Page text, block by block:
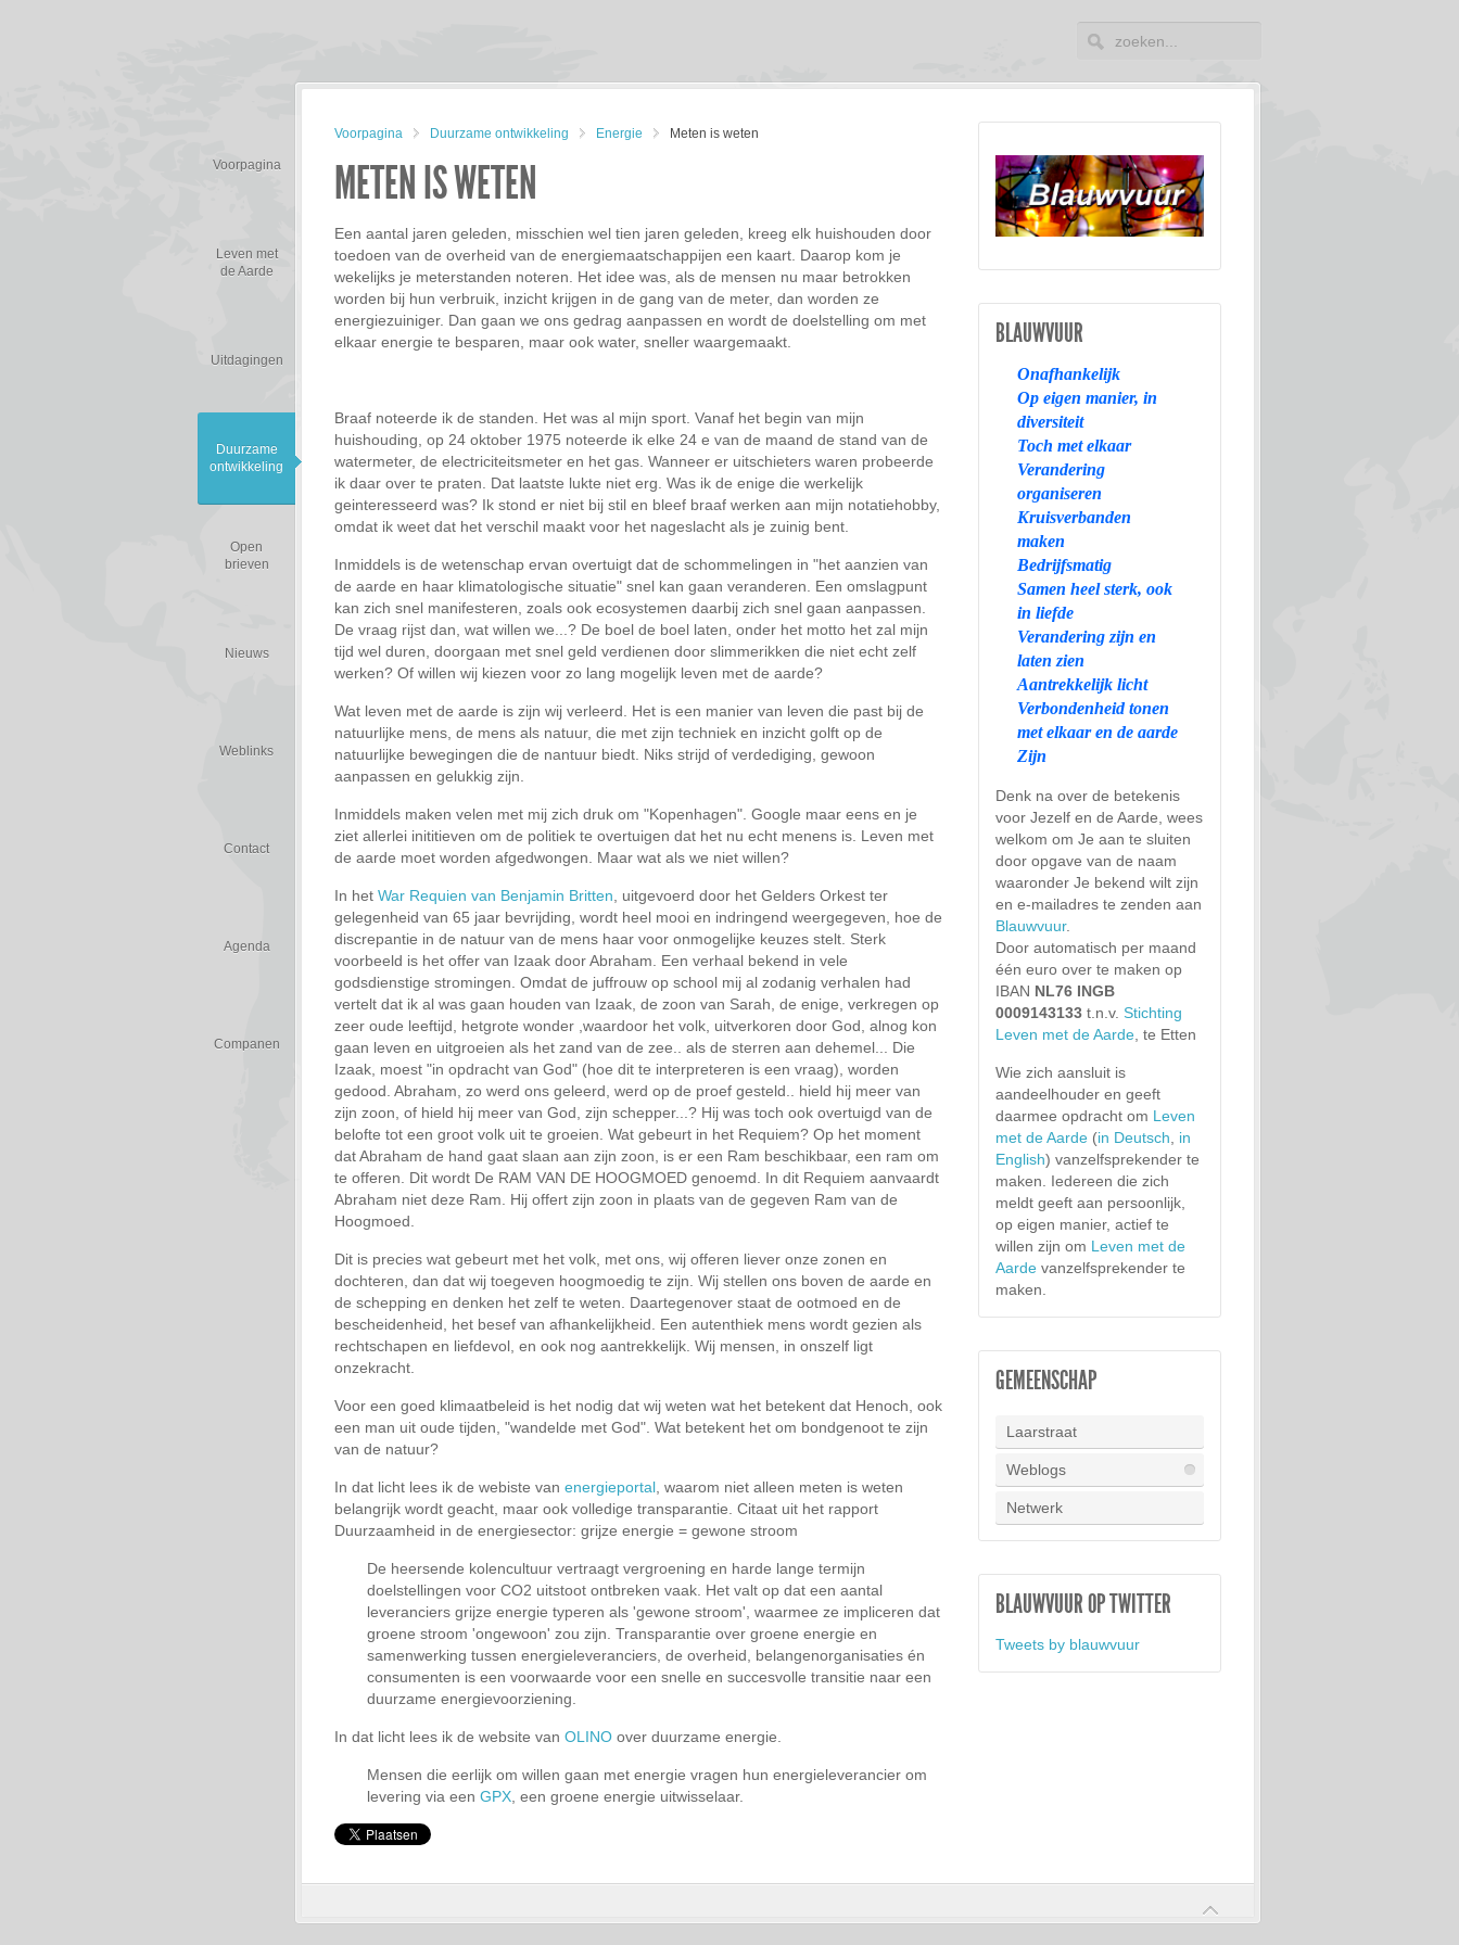
Voorpagina
Leven met
de Aarde
Uitdagingen
Duurzame
ontwikkeling
Open
brieven
Nieuws
Weblinks
Contact
Agenda
Companen
Voorpagina Duurzame ontwikkeling Energie Meten is weten
METEN IS WETEN
Een aantal jaren geleden, misschien wel tien jaren geleden, kreeg elk huishouden door
toedoen van de overheid van de energiemaatschappijen een kaart. Daarop kom je
wekelijks je meterstanden noteren. Het idee was, als de mensen nu maar betrokken
worden bij hun verbruik, inzicht krijgen in de gang van de meter, dan worden ze
energiezuiniger. Dan gaan we ons gedrag aanpassen en wordt de doelstelling om met
elkaar energie te besparen, maar ook water, sneller waargemaakt.
Braaf noteerde ik de standen. Het was al mijn sport. Vanaf het begin van mijn
huishouding, op 24 oktober 1975 noteerde ik elke 24 e van de maand de stand van de
watermeter, de electriciteitsmeter en het gas. Wanneer er uitschieters waren probeerde
ik daar over te praten. Dat laatste lukte niet erg. Was ik de enige die werkelijk
geinteresseerd was? Ik stond er niet bij stil en bleef braaf werken aan mijn notatiehobby,
omdat ik weet dat het verschil maakt voor het nageslacht als je zuinig bent.
Inmiddels is de wetenschap ervan overtuigt dat de schommelingen in "het aanzien van
de aarde en haar klimatologische situatie" snel kan gaan veranderen. Een omslagpunt
kan zich snel manifesteren, zoals ook ecosystemen daarbij zich snel gaan aanpassen.
De vraag rijst dan, wat willen we...? De boel de boel laten, onder het motto het zal mijn
tijd wel duren, doorgaan met snel geld verdienen door slimmerikken die niet echt zelf
werken? Of willen wij kiezen voor zo lang mogelijk leven met de aarde?
Wat leven met de aarde is zijn wij verleerd. Het is een manier van leven die past bij de
natuurlijke mens, de mens als natuur, die met zijn techniek en inzicht golft op de
natuurlijke bewegingen die de nantuur biedt. Niks strijd of verdediging, gewoon
aanpassen en gelukkig zijn.
Inmiddels maken velen met mij zich druk om "Kopenhagen". Google maar eens en je
ziet allerlei inititieven om de politiek te overtuigen dat het nu echt menens is. Leven met
de aarde moet worden afgedwongen. Maar wat als we niet willen?
In het War Requien van Benjamin Britten , uitgevoerd door het Gelders Orkest ter
gelegenheid van 65 jaar bevrijding, wordt heel mooi en indringend weergegeven, hoe de
discrepantie in de natuur van de mens haar voor onmogelijke keuzes stelt. Sterk
voorbeeld is het offer van Izaak door Abraham. Een verhaal bekend in vele
godsdienstige stromingen. Omdat de juffrouw op school mij al zodanig verhalen had
vertelt dat ik al was gaan houden van Izaak, de zoon van Sarah, de enige, verkregen op
zeer oude leeftijd, hetgrote wonder ,waardoor het volk, uitverkoren door God, alnog kon
gaan leven en uitgroeien als het zand van de zee.. als de sterren aan dehemel... Die
Izaak, moest "in opdracht van God" (hoe dit te interpreteren is een vraag), worden
gedood. Abraham, zo werd ons geleerd, werd op de proef gesteld.. hield hij meer van
zijn zoon, of hield hij meer van God, zijn schepper...? Hij was toch ook overtuigd van de
belofte tot een groot volk uit te groeien. Wat gebeurt in het Requiem? Op het moment
dat Abraham de hand gaat slaan aan zijn zoon, is er een Ram beschikbaar, een ram om
te offeren. Dit wordt De RAM VAN DE HOOGMOED genoemd. In dit Requiem aanvaardt
Abraham niet deze Ram. Hij offert zijn zoon in plaats van de gegeven Ram van de
Hoogmoed.
Dit is precies wat gebeurt met het volk, met ons, wij offeren liever onze zonen en
dochteren, dan dat wij toegeven hoogmoedig te zijn. Wij stellen ons boven de aarde en
de schepping en denken het zelf te weten. Daartegenover staat de ootmoed en de
bescheidenheid, het besef van afhankelijkheid. Een autenthiek mens wordt gezien als
rechtschapen en liefdevol, en ook nog aantrekkelijk. Wij mensen, in onszelf ligt
onzekracht.
Voor een goed klimaatbeleid is het nodig dat wij weten wat het betekent dat Henoch, ook
een man uit oude tijden, "wandelde met God". Wat betekent het om bondgenoot te zijn
van de natuur?
In dat licht lees ik de webiste van energieportal , waarom niet alleen meten is weten
belangrijk wordt geacht, maar ook volledige transparantie. Citaat uit het rapport
Duurzaamheid in de energiesector: grijze energie = gewone stroom
De heersende kolencultuur vertraagt vergroening en harde lange termijn
doelstellingen voor CO2 uitstoot ontbreken vaak. Het valt op dat een aantal
leveranciers grijze energie typeren als 'gewone stroom', waarmee ze impliceren dat
groene stroom 'ongewoon' zou zijn. Transparantie over groene energie en
samenwerking tussen energieleveranciers, de overheid, belangenorganisaties én
consumenten is een voorwaarde voor een snelle en succesvolle transitie naar een
duurzame energievoorziening.
In dat licht lees ik de website van OLINO over duurzame energie.
Mensen die eerlijk om willen gaan met energie vragen hun energieleverancier om
levering via een GPX , een groene energie uitwisselaar.
BLAUWVUUR
Onafhankelijk
Op eigen manier, in
diversiteit
Toch met elkaar
Verandering
organiseren
Kruisverbanden
maken
Bedrijfsmatig
Samen heel sterk, ook
in liefde
Verandering zijn en
laten zien
Aantrekkelijk licht
Verbondenheid tonen
met elkaar en de aarde
Zijn
Denk na over de betekenis
voor Jezelf en de Aarde, wees
welkom om Je aan te sluiten
door opgave van de naam
waaronder Je bekend wilt zijn
en e-mailadres te zenden aan
Blauwvuur.
Door automatisch per maand
één euro over te maken op
IBAN NL76 INGB
0009143133t.n.v. Stichting
Leven met de Aarde, te Etten
Wie zich aansluit is
aandeelhouder en geeft
daarmee opdracht om Leven
met de Aarde(in Deutsch
in
English) vanzelfsprekender te
maken. Iedereen die zich
meldt geeft aan persoonlijk,
op eigen manier, actief te
willen zijn om Leven met de
Aardevanzelfsprekender te
maken.
GEMEENSCHAP
Laarstraat
Weblogs
Netwerk
BLAUWVUUR OP TWITTER
Tweets by blauwvuur